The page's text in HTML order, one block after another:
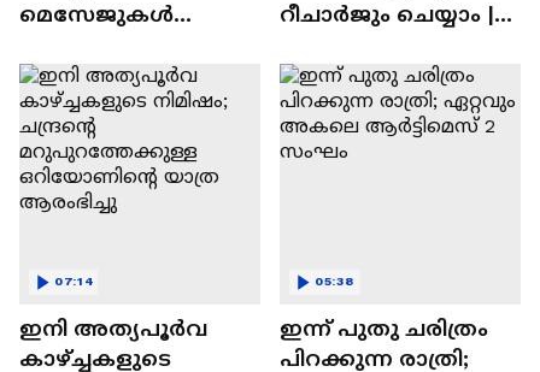
മെസേജുകള്‍
WhatsApp | Tech Talk
റീചാർജും ചെയ്യാം |
Tech Talk
ഇനി അത്യപൂര്‍വ
കാഴ്ച്ചകളുടെ
07:14
ഇന്ന് പുതു ചരിത്രം
പിറക്കുന്ന രാത്രി;
05:38